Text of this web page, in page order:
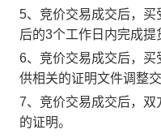
5、竞价交易成交后，
后的3个工作日内完成
6、竞价交易成交后，
供相关的证明文件调整交
7、竞价交易成交后，
的证明。